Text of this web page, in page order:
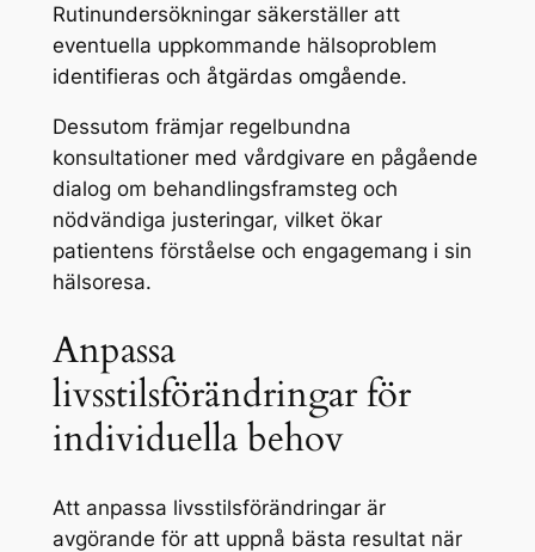
Rutinundersökningar säkerställer att
eventuella uppkommande hälsoproblem
identifieras och åtgärdas omgående.
Dessutom främjar regelbundna
konsultationer med vårdgivare en pågående
dialog om behandlingsframsteg och
nödvändiga justeringar, vilket ökar
patientens förståelse och engagemang i sin
hälsoresa.
Anpassa
livsstilsförändringar för
individuella behov
Att anpassa livsstilsförändringar är
avgörande för att uppnå bästa resultat när